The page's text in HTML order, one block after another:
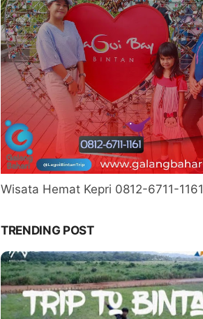
Wisata Hemat Kepri 0812-6711-1161
TRENDING POST